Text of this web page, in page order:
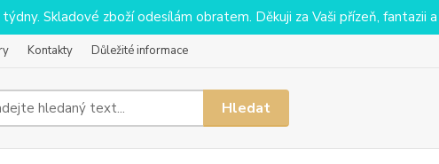
Skladové zboží odesílám obratem. Děkuji za Vaši přízeň, fantazii
Kontakty Důležité informace
Hledat